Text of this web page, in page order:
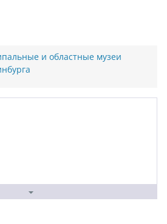
и областные музеи